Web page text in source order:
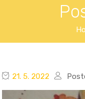
21. 5. 2022